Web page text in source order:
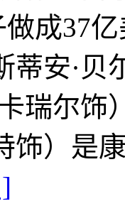
成37
蒂安·
瑞尔
饰）是